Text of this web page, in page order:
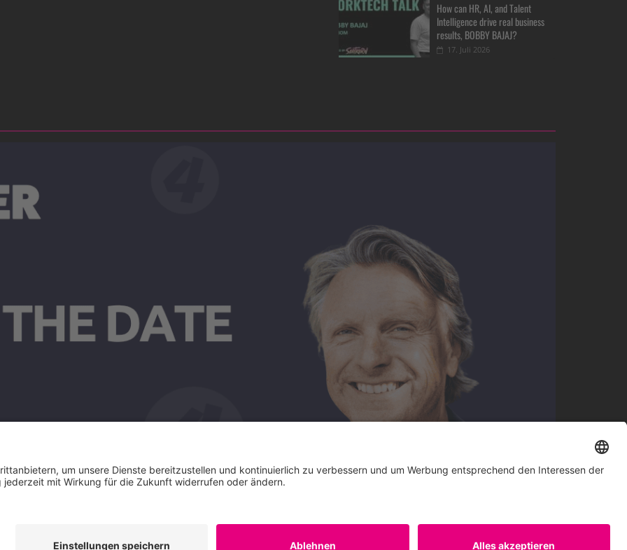
How can HR, AI, and Talent
Intelligence drive real business
results, BOBBY BAJAJ?
17. Juli 2026